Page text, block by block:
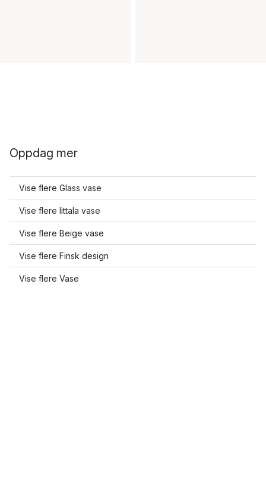
Oppdag mer
Vise flere Glass vase
Vise flere Iittala vase
Vise flere Beige vase
Vise flere Finsk design
Vise flere Vase